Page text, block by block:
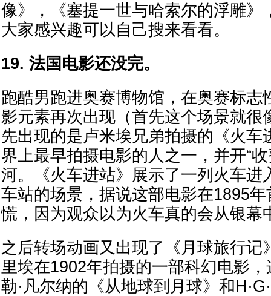
像》，《塞提一世与哈索尔的浮雕》
大家感兴趣可以自己搜来看看。
19. 法国电影还没完。
跑酷男跑进奥赛博物馆，在奥赛标志
影元素再次出现（首先这个场景就很
先出现的是卢米埃兄弟拍摄的《火车
界上最早拍摄电影的人之一，并开“
河。《火车进站》展示了一列火车进
车站的场景，据说这部电影在1895
慌，因为观众以为火车真的会从银幕
之后转场动画又出现了《月球旅行记
里埃在1902年拍摄的一部科幻电影
勒·凡尔纳的《从地球到月球》和